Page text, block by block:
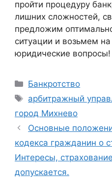
пройти процедуру
лишних сложностей,
предложим
ситуации и возьмем
юридические вопросы!
Рубрики
Банкротство
Метки
арбитражный
город Михнево
Основные
кодекса гражданин о
Интересы,
допускается.